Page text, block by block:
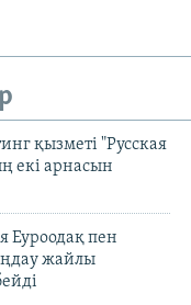
қызметі "Русская
екі арнасын
пен
жайлы